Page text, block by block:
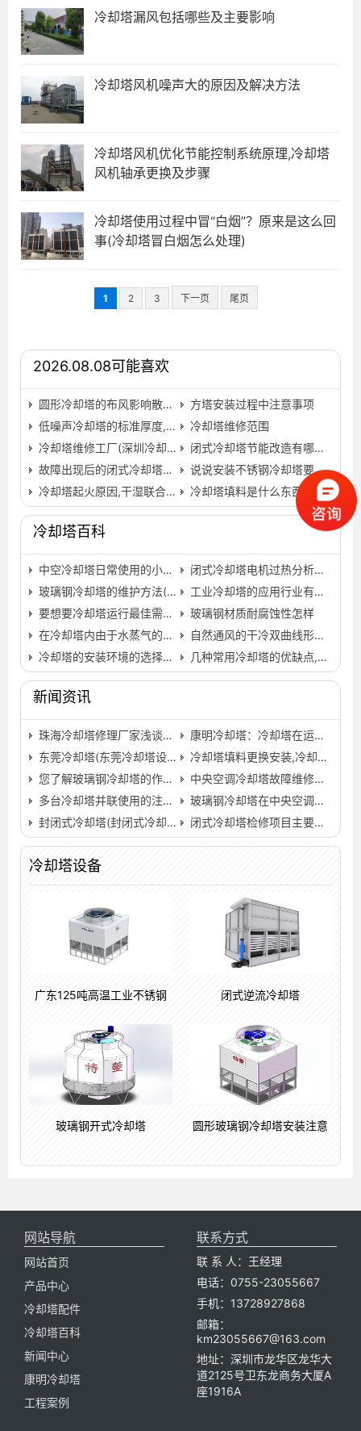
冷却塔漏风包括哪些及主要影响
冷却塔风机噪声大的原因及解决方法
冷却塔风机优化节能控制系统原理,冷却塔
风机轴承更换及步骤
冷却塔使用过程中冒“白烟”？原来是这么回
事(冷却塔冒白烟怎么处理)
1 2 3 下一页 尾页
2026.08.08可能喜欢
圆形冷却塔的布风影响散热,圆形逆流冷却塔…
方塔安装过程中注意事项
低噪声冷却塔的标准厚度,低噪声横流冷却塔…
冷却塔维修范围
冷却塔维修工厂(深圳冷却塔维修)
闭式冷却塔节能改造有哪些方法？,闭式循环水冷却塔…
故障出现后的闭式冷却塔有什么问题出现？…
说说安装不锈钢冷却塔要注意的细节
冷却塔起火原因,干湿联合冷却塔厂家告诉你,冷却塔起火原…
冷却塔填料是什么东西(广州哪里卖冷却塔填料)…
冷却塔百科
中空冷却塔日常使用的小知识(小型冷却塔的构造)…
闭式冷却塔电机过热分析要素有哪些？,闭式冷却塔生产厂家…
玻璃钢冷却塔的维护方法(玻璃钢冷却塔维护方法)…
工业冷却塔的应用行业有哪些呢？,工业冷却塔图片…
要想要冷却塔运行最佳需要考虑哪些因素,冬季冷却塔是否…
玻璃钢材质耐腐蚀性怎样
在冷却塔内由于水蒸气的分压力很小
自然通风的干冷双曲线形冷却塔
冷却塔的安装环境的选择分析,冷却塔安装环境要求…
几种常用冷却塔的优缺点,目前常用的冷却塔类型主要是…
新闻资讯
珠海冷却塔修理厂家浅谈电机开关故障的简单修理(珠海工…
康明冷却塔：冷却塔在运转中的常见问题(康明冷却塔简介)…
东莞冷却塔(东莞冷却塔设备)
冷却塔填料更换安装,冷却塔清洗方法步骤流程…
您了解玻璃钢冷却塔的作用多少呢?(工业型玻璃钢冷却塔订…
中央空调冷却塔故障维修保养方法
多台冷却塔并联使用的注意事项
玻璃钢冷却塔在中央空调中处于重要地位(浙江中央空调用…
封闭式冷却塔(封闭式冷却塔安装)
闭式冷却塔检修项目主要有哪些
冷却塔设备
广东125吨高温工业不锈钢 闭式逆流冷却塔
玻璃钢开式冷却塔 圆形玻璃钢冷却塔安装注意
网站导航
网站首页
产品中心
冷却塔配件
冷却塔百科
新闻中心
康明冷却塔
工程案例
联系方式
联 系 人：王经理
电话：0755-23055667
手机：13728927868
邮箱：
km23055667@163.com
地址：深圳市龙华区龙华大
道2125号卫东龙商务大厦A
座1916A